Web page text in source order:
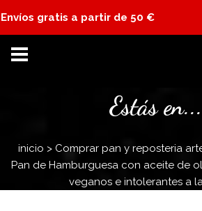
Envíos gratis a partir de 50 €
Estás en...
inicio > Comprar pan y reposteria
Pan de Hamburguesa con aceite de
veganos e intolerantes a